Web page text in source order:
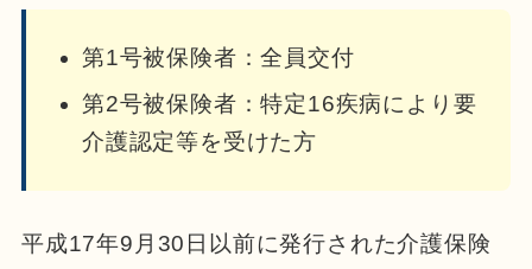
第1号被保険者：全員交付
第2号被保険者：特定16疾病により要
介護認定等を受けた方
平成17年9月30日以前に発行された介護保険